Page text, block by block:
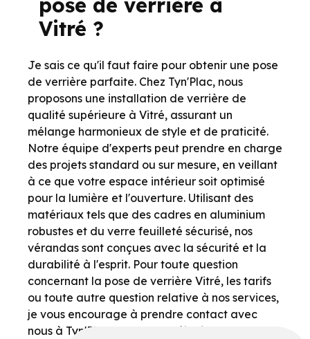
Vitré ?
Je sais ce qu'il faut faire pour obtenir une pose
de verrière parfaite. Chez Tyn'Plac, nous
proposons une installation de verrière de
qualité supérieure à Vitré, assurant un
mélange harmonieux de style et de praticité.
Notre équipe d'experts peut prendre en charge
des projets standard ou sur mesure, en veillant
à ce que votre espace intérieur soit optimisé
pour la lumière et l'ouverture. Utilisant des
matériaux tels que des cadres en aluminium
robustes et du verre feuilleté sécurisé, nos
vérandas sont conçues avec la sécurité et la
durabilité à l'esprit. Pour toute question
concernant la pose de verrière Vitré, les tarifs
ou toute autre question relative à nos services,
je vous encourage à prendre contact avec
nous à Tyn'Plac. Nous nous réjouissons de